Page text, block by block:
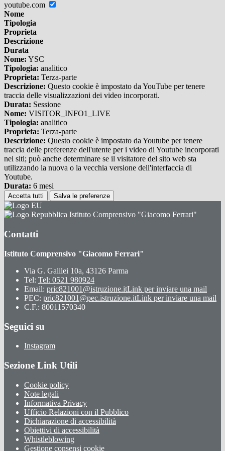
youtube.com
Nome
Tipologia
Proprieta
Descrizione
Durata
Nome: YSC
Tipologia: analitico
Proprieta: Terza-parte
Descrizione: Questo cookie è impostato da YouTube per tenere
traccia delle visualizzazioni dei video incorporati.
Durata: Sessione
Nome: VISITOR_INFO1_LIVE
Tipologia: analitico
Proprieta: Terza-parte
Descrizione: Questo cookie è impostato da Youtube per tenere
traccia delle preferenze dell'utente per i video di Youtube incorporati
nei siti; può anche determinare se il visitatore del sito web sta
utilizzando la nuova o la vecchia versione dell'interfaccia di
Youtube.
Durata: 6 mesi
Accetta tutti Salva le preferenze
Istituto Comprensivo "Giacomo Ferrari"
Contatti
Istituto Comprensivo "Giacomo Ferrari"
Via G. Galilei 10a, 43126 Parma
Tel: Tel: 0521 980924
Email: pric821001@istruzione.itLink per inviare una mail
PEC: pric821001@pec.istruzione.itLink per inviare una mail
C.F.: 80011570340
Seguici su
Instagram
Sezione Link Utili
Cookie policy
Note legali
Informativa Privacy
Ufficio Relazioni con il Pubblico
Dichiarazione di accessibilità
Obiettivi di accessibilità
Whistleblowing
Gestione consensi cookie